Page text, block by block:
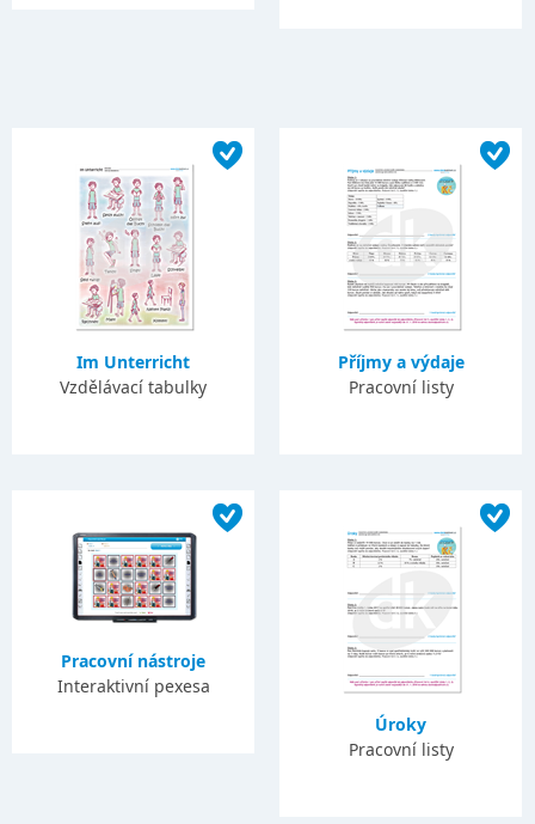
Im Unterricht
Vzdělávací tabulky
Příjmy a výdaje
Pracovní listy
Pracovní nástroje
Interaktivní pexesa
Úroky
Pracovní listy